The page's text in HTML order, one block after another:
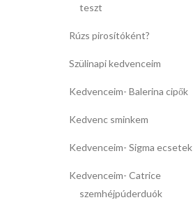
teszt
Rúzs pirosítóként?
Szülinapi kedvenceim
Kedvenceim- Balerina cipők
Kedvenc sminkem
Kedvenceim- Sigma ecsetek
Kedvenceim- Catrice
szemhéjpúderduók